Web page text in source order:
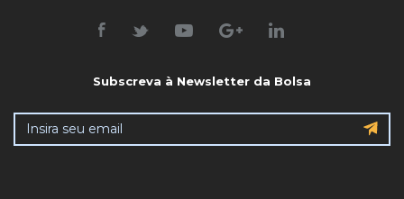
Subscreva à Newsletter da Bolsa